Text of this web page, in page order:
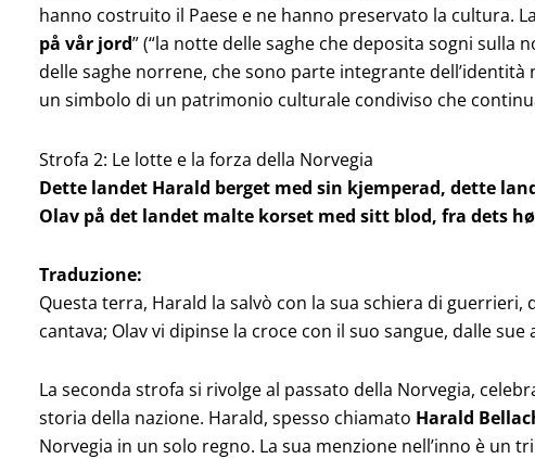
hanno costruito il Paese e ne hanno preservato la cultura.
på vår jord” (“la notte delle saghe che deposita sogni sulla
delle saghe norrene, che sono parte integrante
un simbolo di un patrimonio culturale condiviso che
Strofa 2: Le lotte e la forza della Norvegia
Dette landet Harald berget med sin kjemperad, dette
Olav på det landet malte korset med sitt blod, fra dets
Traduzione:
Questa terra, Harald la salvò con la sua schiera di
cantava; Olav vi dipinse la croce con il suo sangue, dalle
La seconda strofa si rivolge al passato della Norvegia,
storia della nazione. Harald, spesso chiamato Harald
Norvegia in un solo regno. La sua menzione nell’inno è un